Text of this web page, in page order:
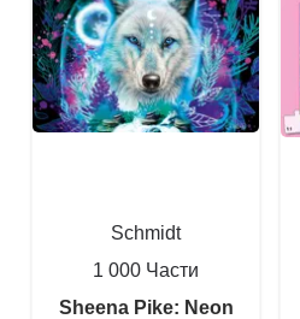
Schmidt
1 000 Части
Sheena Pike: Neon